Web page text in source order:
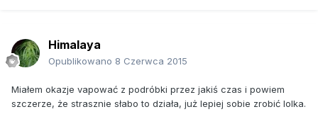
Himalaya
Opublikowano 8 Czerwca 2015
Miałem okazje vapować z podróbki przez jakiś czas i powiem
szczerze, że strasznie słabo to działa, już lepiej sobie zrobić lolka.